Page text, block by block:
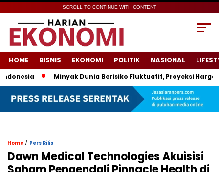
SCROLL TO CONTINUE WITH CONTENT
HOME BISNIS EKONOMI POLITIK NASIONAL
Minyak Dunia Berisiko Fluktuatif, Proyeksi Harga
Home / Pers Rilis
Dawn Medical Technologies Akuisisi